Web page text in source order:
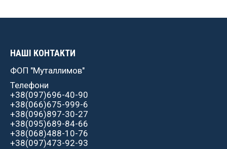
НАШІ КОНТАКТИ
ФОП "Муталлимов"
Телефони
+38(097)696-40-90
+38(066)675-999-6
+38(096)897-30-27
+38(095)689-84-66
+38(068)488-10-76
+38(097)473-92-93